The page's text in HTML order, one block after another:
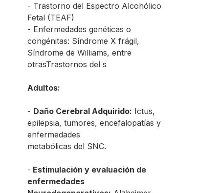
- Trastorno del Espectro Alcohólico
Fetal (TEAF)
- Enfermedades genéticas o
congénitas: Síndrome X frágil,
Síndrome de Williams, entre
otrasTrastornos del s
Adultos:
- Daño Cerebral Adquirido: Ictus,
epilepsia, tumores, encefalopatías y
enfermedades
metabólicas del SNC.
- Estimulación y evaluación de
enfermedades